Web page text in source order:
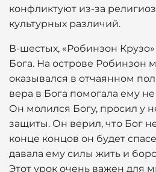
конфликтуют из-за
культурных различий.
В-шестых, «Робинзон Крузо»
Бога. На острове Робинзон
оказывался в отчаянном
вера в Бога помогала ему
Он молился Богу, просил у
защиты. Он верил, что Бог
конце концов он будет
давала ему силы жить и
Этот урок очень важен для